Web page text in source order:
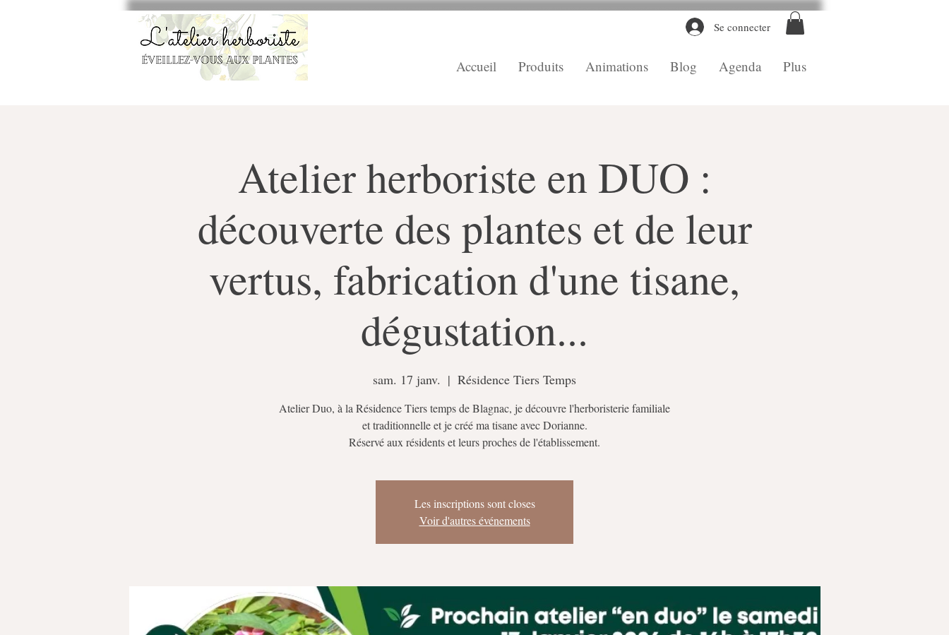
Se connecter
Accueil Produits Animations Blog Agenda Plus
Atelier herboriste en DUO :
découverte des plantes et de leur
vertus, fabrication d'une tisane,
dégustation...
sam. 17 janv.
  |
Résidence Tiers Temps
Atelier Duo, à la Résidence Tiers temps de Blagnac, je découvre l'herboristerie familiale
et traditionnelle et je créé ma tisane avec Dorianne.
Réservé aux résidents et leurs proches de l'établissement.
Les inscriptions sont closes
Voir d'autres événements